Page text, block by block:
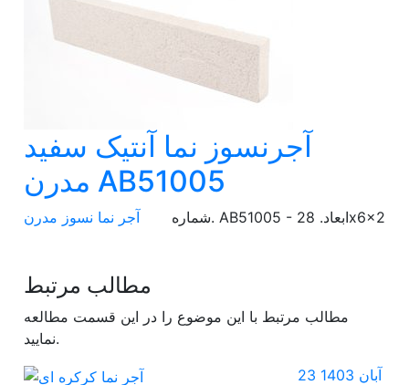
آجرنسوز نما آنتیک سفید
مدرن AB51005
شماره. AB51005 - ابعاد. 28x6x2 آجر نما نسوز مدرن
مطالب مرتبط
مطالب مرتبط با این موضوع را در این قسمت مطالعه
نمایید.
23 آبان 1403